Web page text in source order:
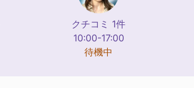
クチコミ 1件
10:00-17:00
待機中